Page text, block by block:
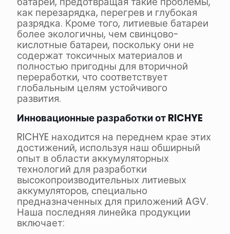
как перезарядка, перегрев и глубокая
разрядка. Кроме того, литиевые батареи
более экологичны, чем свинцово-
кислотные батареи, поскольку они не
содержат токсичных материалов и
полностью пригодны для вторичной
переработки, что соответствует
глобальным целям устойчивого
развития.
Инновационные разработки от RICHYE
RICHYE находится на переднем крае этих
достижений, используя наш обширный
опыт в области аккумуляторных
технологий для разработки
высокопроизводительных литиевых
аккумуляторов, специально
предназначенных для приложений AGV.
Наша последняя линейка продукции
включает: